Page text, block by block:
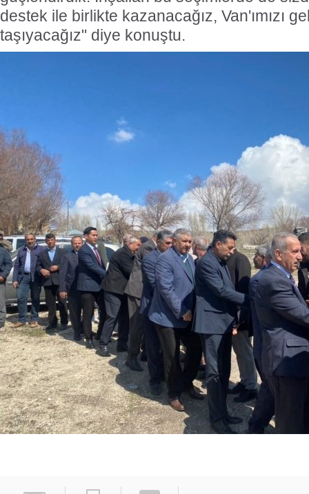
destek ile birlikte kazanacağız, Van'ımızı
taşıyacağız" diye konuştu.